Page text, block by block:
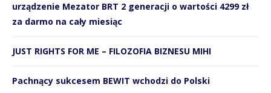
urządzenie Mezator BRT 2 generacji o wartości 4299 zł
za darmo na cały miesiąc
JUST RIGHTS FOR ME – FILOZOFIA BIZNESU MIHI
Pachnący sukcesem BEWIT wchodzi do Polski